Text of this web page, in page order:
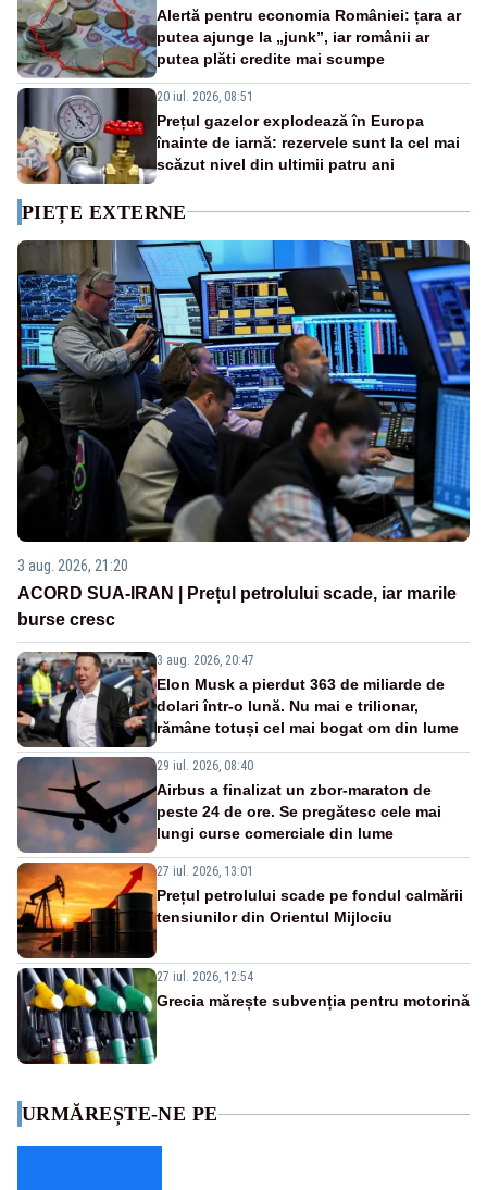
Alertă pentru economia României: țara ar
putea ajunge la „junk”, iar românii ar
putea plăti credite mai scumpe
20 iul. 2026, 08:51
Prețul gazelor explodează în Europa
înainte de iarnă: rezervele sunt la cel mai
scăzut nivel din ultimii patru ani
PIEȚE EXTERNE
3 aug. 2026, 21:20
ACORD SUA-IRAN | Prețul petrolului scade, iar marile
burse cresc
3 aug. 2026, 20:47
Elon Musk a pierdut 363 de miliarde de
dolari într-o lună. Nu mai e trilionar,
rămâne totuși cel mai bogat om din lume
29 iul. 2026, 08:40
Airbus a finalizat un zbor-maraton de
peste 24 de ore. Se pregătesc cele mai
lungi curse comerciale din lume
27 iul. 2026, 13:01
Prețul petrolului scade pe fondul calmării
tensiunilor din Orientul Mijlociu
27 iul. 2026, 12:54
Grecia mărește subvenția pentru motorină
URMĂREȘTE-NE PE